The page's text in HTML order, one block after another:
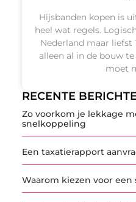
RECENTE
Zo voorkom je lekkage
snelkoppeling
Een taxatierapport
Waarom kiezen voor
Hijsbanden kopen is
heel wat regels.
Nederland maar liefst
alleen al in de bouw
moet